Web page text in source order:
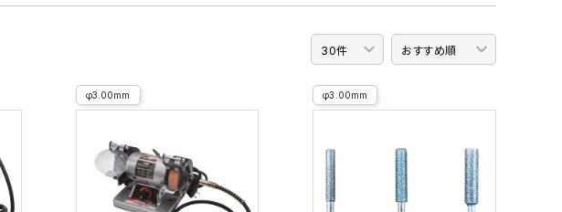
φ3.00mm φ3.00mm